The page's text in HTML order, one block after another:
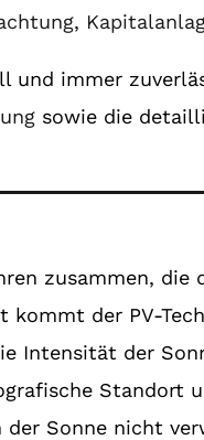
,
und immer
sowie die
zusammen, die
der PV-
Intensität der
Standort
Sonne nicht